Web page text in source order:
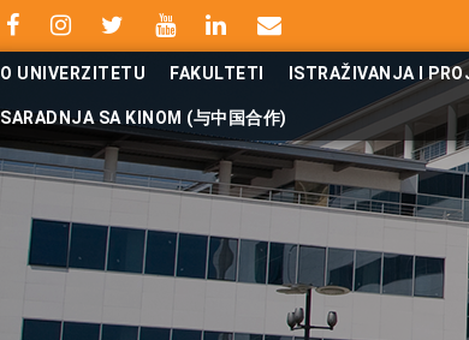
O UNIVERZITETU FAKULTETI ISTRAŽIVANJA I
SARADNJA SA KINOM (与中国合作)